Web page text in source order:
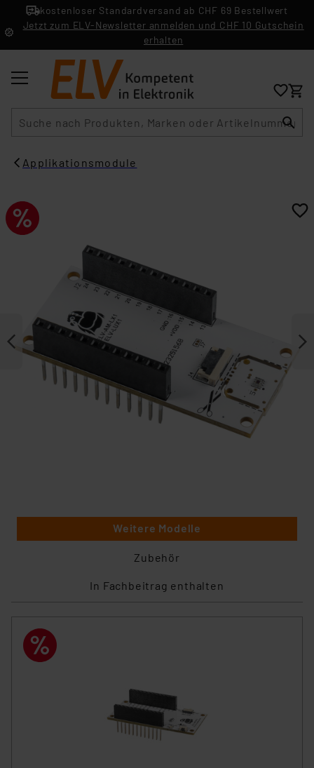
kostenloser Standardversand ab CHF 69 Bestellwert
Jetzt zum ELV-Newsletter anmelden und CHF 10 Gutschein
erhalten
Applikationsmodule
Weitere Modelle
Zubehör
In Fachbeitrag enthalten